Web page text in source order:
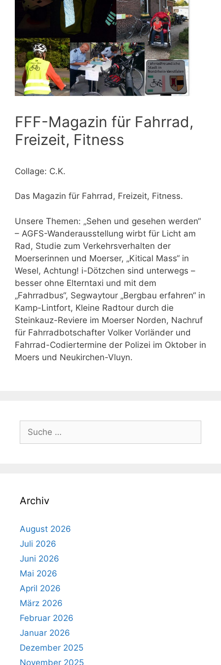
FFF-Magazin für Fahrrad,
Freizeit, Fitness
Collage: C.K.
Das Magazin für Fahrrad, Freizeit, Fitness.
Unsere Themen: „Sehen und gesehen werden“
– AGFS-Wanderausstellung wirbt für Licht am
Rad, Studie zum Verkehrsverhalten der
Moerserinnen und Moerser, „Kitical Mass“ in
Wesel, Achtung! i-Dötzchen sind unterwegs –
besser ohne Elterntaxi und mit dem
„Fahrradbus“, Segwaytour „Bergbau erfahren“ in
Kamp-Lintfort, Kleine Radtour durch die
Steinkauz-Reviere im Moerser Norden, Nachruf
für Fahrradbotschafter Volker Vorländer und
Fahrrad-Codiertermine der Polizei im Oktober in
Moers und Neukirchen-Vluyn.
Suche
nach:
Archiv
August 2026
Juli 2026
Juni 2026
Mai 2026
April 2026
März 2026
Februar 2026
Januar 2026
Dezember 2025
November 2025